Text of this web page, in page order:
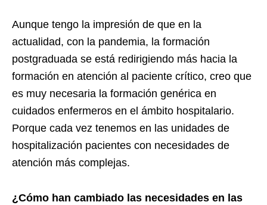
Aunque tengo la impresión de que en la
actualidad, con la pandemia, la formación
postgraduada se está redirigiendo más hacia la
formación en atención al paciente crítico, creo que
es muy necesaria la formación genérica en
cuidados enfermeros en el ámbito hospitalario.
Porque cada vez tenemos en las unidades de
hospitalización pacientes con necesidades de
atención más complejas.
¿Cómo han cambiado las necesidades en las